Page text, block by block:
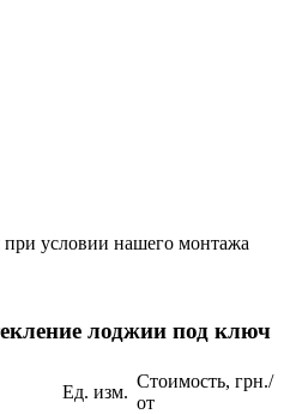
при условии нашего монтажа
лоджии под ключ
Ед. изм.
Стоимость, грн./
от